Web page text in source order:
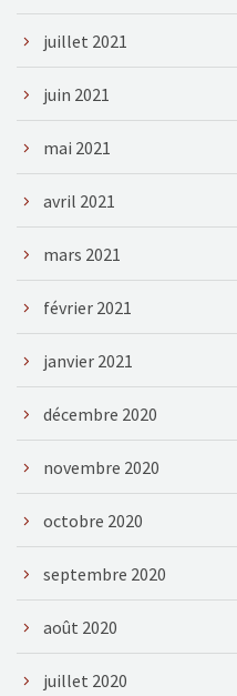
juillet 2021
juin 2021
mai 2021
avril 2021
mars 2021
février 2021
janvier 2021
décembre 2020
novembre 2020
octobre 2020
septembre 2020
août 2020
juillet 2020